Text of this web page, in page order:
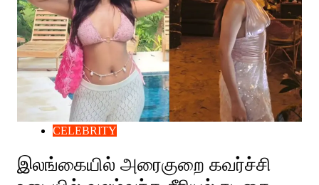
CELEBRITY
இலங்கையில் அரைகுறை கவர்ச்சி